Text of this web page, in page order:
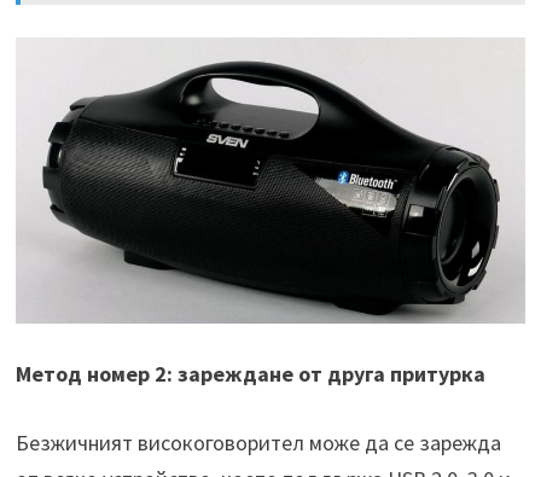
Метод номер 2: зареждане от друга притурка
Безжичният високоговорител може да се зарежда